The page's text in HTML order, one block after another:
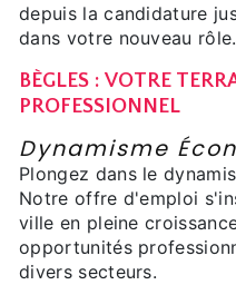
depuis la candidature
dans votre nouveau rôle.
BÈGLES : VOTRE
PROFESSIONNEL
Dynamisme
Plongez dans le
Notre offre d'emploi
ville en pleine
opportunités
divers secteurs.